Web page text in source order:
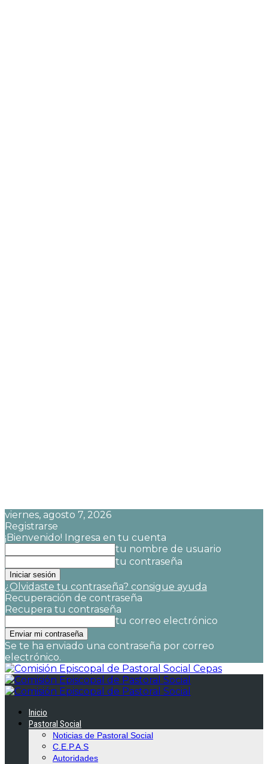
viernes, agosto 7, 2026
Registrarse
¡Bienvenido! Ingresa en tu cuenta
tu nombre de usuario
tu contraseña
¿Olvidaste tu contraseña? consigue ayuda
Recuperación de contraseña
Recupera tu contraseña
tu correo electrónico
Se te ha enviado una contraseña por correo
electrónico.
Cepas
Inicio
Pastoral Social
Noticias de Pastoral Social
C.E.P.A.S
Autoridades